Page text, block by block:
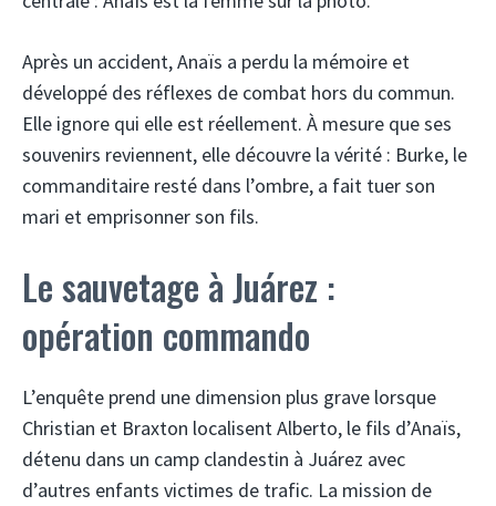
Après un accident, Anaïs a perdu la mémoire et
développé des réflexes de combat hors du commun.
Elle ignore qui elle est réellement. À mesure que ses
souvenirs reviennent, elle découvre la vérité : Burke, le
commanditaire resté dans l’ombre, a fait tuer son
mari et emprisonner son fils.
Le sauvetage à Juárez :
opération commando
L’enquête prend une dimension plus grave lorsque
Christian et Braxton localisent Alberto, le fils d’Anaïs,
détenu dans un camp clandestin à Juárez avec
d’autres enfants victimes de trafic. La mission de